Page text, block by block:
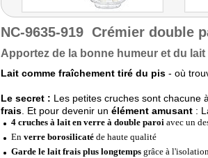
NC-9635-919 Crémier double
Apportez de la bonne humeur et du
Lait comme fraîchement tiré du pis - où
Le secret : Les petites cruches sont chacune
frais . Et pour devenir un élément amusant :
4 cruches à lait en verre à double paroi avec un
En verre borosilicaté de haute qualité
Garde le lait frais plus longtemps grâce à